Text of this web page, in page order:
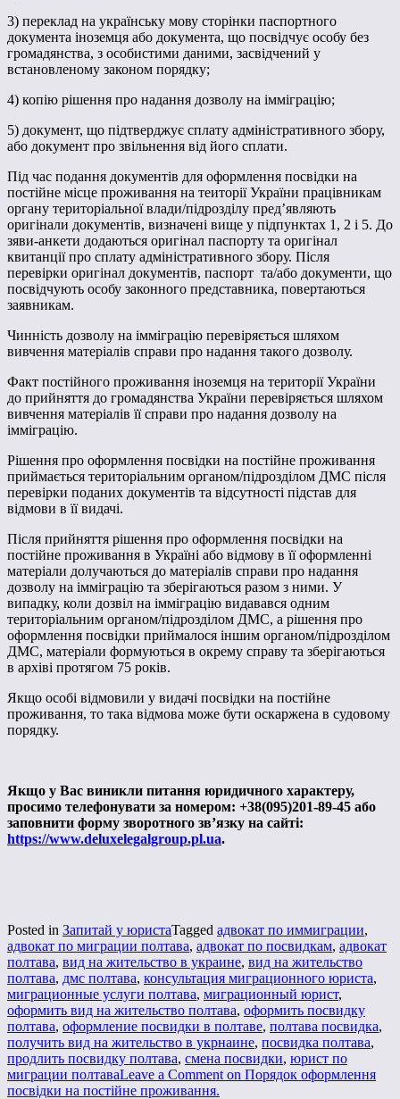
3) переклад на українську мову сторінки паспортного
документа іноземця або документа, що посвідчує особу без
громадянства, з особистими даними, засвідчений у
встановленому законом порядку;
4) копію рішення про надання дозволу на імміграцію;
5) документ, що підтверджує сплату адміністративного збору,
або документ про звільнення від його сплати.
Під час подання документів для оформлення посвідки на
постійне місце проживання на теиторії України працівникам
органу територіальної влади/підрозділу пред’являють
оригінали документів, визначені вище у підпунктах 1, 2 і 5. До
зяви-анкети додаються оригінал паспорту та оригінал
квитанції про сплату адміністративного збору. Після
перевірки оригінал документів, паспорт та/або документи, що
посвідчують особу законного представника, повертаються
заявникам.
Чинність дозволу на імміграцію перевіряється шляхом
вивчення матеріалів справи про надання такого дозволу.
Факт постійного проживання іноземця на території України
до прийняття до громадянства України перевіряється шляхом
вивчення матеріалів її справи про надання дозволу на
імміграцію.
Рішення про оформлення посвідки на постійне проживання
приймається територіальним органом/підрозділом ДМС після
перевірки поданих документів та відсутності підстав для
відмови в її видачі.
Після прийняття рішення про оформлення посвідки на
постійне проживання в Україні або відмову в її оформленні
матеріали долучаються до матеріалів справи про надання
дозволу на імміграцію та зберігаються разом з ними. У
випадку, коли дозвіл на імміграцію видавався одним
територіальним органом/підрозділом ДМС, а рішення про
оформлення посвідки приймалося іншим органом/підрозділом
ДМС, матеріали формуються в окрему справу та зберігаються
в архіві протягом 75 років.
Якщо особі відмовили у видачі посвідки на постійне
проживання, то така відмова може бути оскаржена в судовому
порядку.
Якщо у Вас виникли питання юридичного характеру,
просимо телефонувати за номером: +38(095)201-89-45 або
заповнити форму зворотного зв’язку на сайті:
https://www.deluxelegalgroup.pl.ua.
Posted in Запитай у юристаTagged адвокат по иммиграции,
адвокат по миграции полтава, адвокат по посвидкам, адвокат
полтава, вид на жительство в украине, вид на жительство
полтава, дмс полтава, консультация миграционного юриста,
миграционные услуги полтава, миграционный юрист,
оформить вид на жительство полтава, оформить посвидку
полтава, оформление посвидки в полтаве, полтава посвидка,
получить вид на жительство в укрнаине, посвидка полтава,
продлить посвидку полтава, смена посвидки, юрист по
миграции полтаваLeave a Comment on Порядок оформлення
посвідки на постійне проживання.